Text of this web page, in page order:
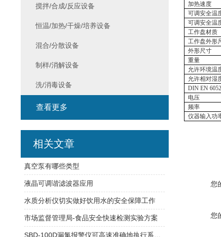
加热速度
可调安全温
可调安全温
工作盘材质
工作盘外形
外形尺寸
重量
允许环境温
允许相对湿
DIN EN
电压
频率
仪器输入功
您
您
搅拌/合成/反应设备
恒温/加热/干燥/培养设备
混合/分散设备
制样/消解设备
洗/消毒设备
查看更多
相关文章
真空泵有哪些类型
液晶可调谐滤波器应用
水质分析仪切实做好饮用水的安全保障工作
市场监督管理局-食品安全快速检测实验方案